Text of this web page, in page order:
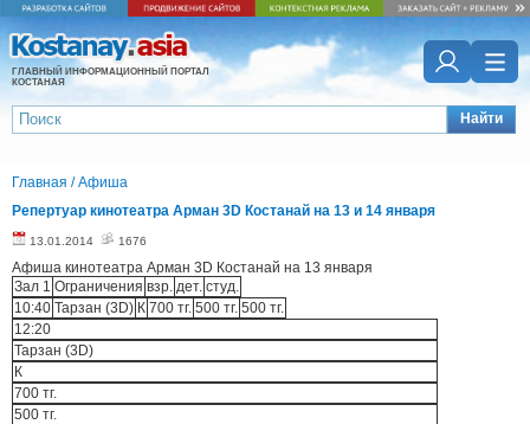
ГЛАВНЫЙ ИНФОРМАЦИОННЫЙ ПОРТАЛ
КОСТАНАЯ
Найти
Главная /Афиша
Репертуар кинотеатра Арман 3D Костанай на 13 и 14 января
13.01.2014 1676
Афиша кинотеатра Арман 3D Костанай на 13 января
Зал 1 Ограничения взр. дет. студ.
10:40 Тарзан (3D) К 700 тг. 500 тг. 500 тг.
12:20
Тарзан (3D)
К
700 тг.
500 тг.